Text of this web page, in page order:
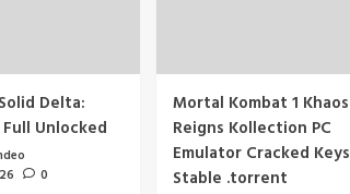
Delta:
Unlocked
0
Mortal Kombat 1 Khaos
Reigns Kollection PC
Emulator Cracked Keys
Stable .torrent